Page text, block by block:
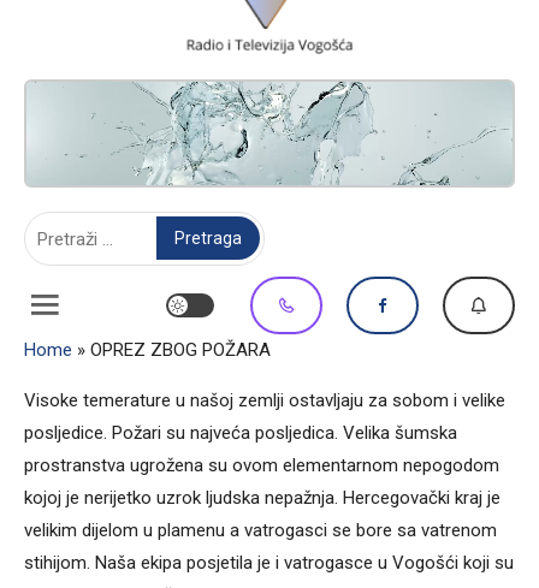
RADIO TELEVIZIJA VOGOŠĆA
Home » OPREZ ZBOG POŽARA
Visoke temerature u našoj zemlji ostavljaju za sobom i velike
posljedice. Požari su najveća posljedica. Velika šumska
prostranstva ugrožena su ovom elementarnom nepogodom
kojoj je nerijetko uzrok ljudska nepažnja. Hercegovački kraj je
velikim dijelom u plamenu a vatrogasci se bore sa vatrenom
stihijom. Naša ekipa posjetila je i vatrogasce u Vogošći koji su